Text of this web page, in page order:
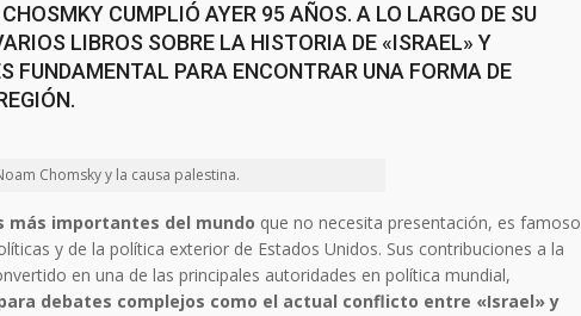
CUMPLIÓ AYER 95 AÑOS. A LO LARGO DE SU
LIBROS SOBRE LA HISTORIA DE «ISRAEL» Y
FUNDAMENTAL PARA ENCONTRAR UNA FORMA DE
Chomsky y la causa palestina.
más importantes del mundo que no necesita presentación, es famoso
y de la política exterior de Estados Unidos. Sus contribuciones a la
en una de las principales autoridades en política mundial,
debates complejos como el actual conflicto entre «Israel» y